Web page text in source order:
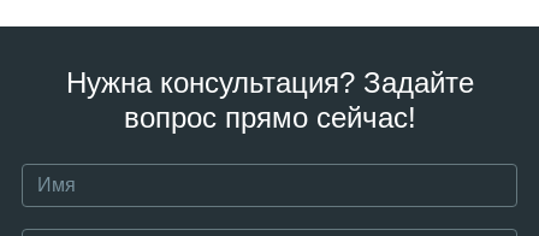
Нужна консультация? Задайте
вопрос прямо сейчас!